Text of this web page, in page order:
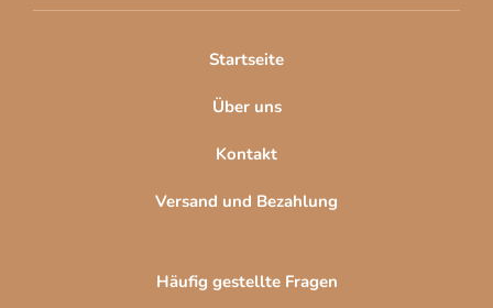
Startseite
Über uns
Kontakt
Versand und Bezahlung
Häufig gestellte Fragen